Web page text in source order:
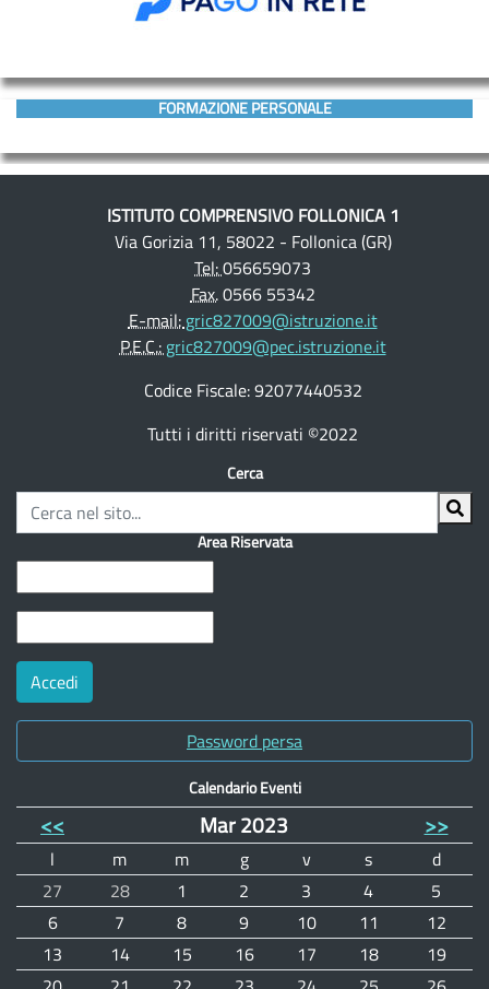
FORMAZIONE PERSONALE
ISTITUTO COMPRENSIVO FOLLONICA 1
Via Gorizia 11, 58022 - Follonica (GR)
Tel:056659073
Fax.0566 55342
E-mail:gric827009@istruzione.it
P.E.C.:gric827009@pec.istruzione.it
Codice Fiscale: 92077440532
Tutti i diritti riservati ©2022
Cerca
Area Riservata
Password persa
Calendario Eventi
<< Mar 2023 >>
l m m g v s
d
27
28 1 2 3 4
5
6
7 8 9 10 11
12
13
14 15 16 17 18
19